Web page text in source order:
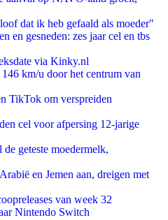
dat ik heb gefaald als moeder"
en gesneden: zes jaar cel en tbs
via Kinky.nl
km/u door het centrum van
TikTok om verspreiden
cel voor afpersing 12-jarige
geteste moedermelk,
en Jemen aan, dreigen met
van week 32
Nintendo Switch